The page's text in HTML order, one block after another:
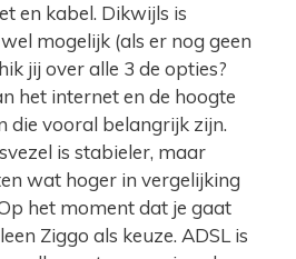
en kabel. Dikwijls is
mogelijk (als er nog geen
jij over alle 3 de opties?
het internet en de hoogte
die vooral belangrijk zijn.
is stabieler, maar
wat hoger in vergelijking
het moment dat je gaat
Ziggo als keuze. ADSL is